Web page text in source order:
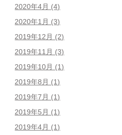
2020年4月 (4)
2020年1月 (3)
2019年12月 (2)
2019年11月 (3)
2019年10月 (1)
2019年8月 (1)
2019年7月 (1)
2019年5月 (1)
2019年4月 (1)